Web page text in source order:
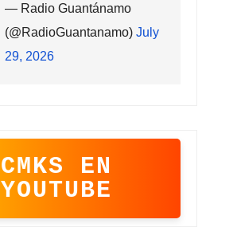
— Radio Guantánamo
(@RadioGuantanamo) July
29, 2026
CMKS EN
YOUTUBE